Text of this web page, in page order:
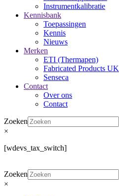
Instrumentkalibratie
Kennisbank
Toepassingen
Kennis
Nieuws
Merken
ETI (Thermapen)
Fabricated Products UK
Senseca
Contact
Over ons
Contact
Zoeken
×
[wdevs_tax_switch]
Zoeken
×